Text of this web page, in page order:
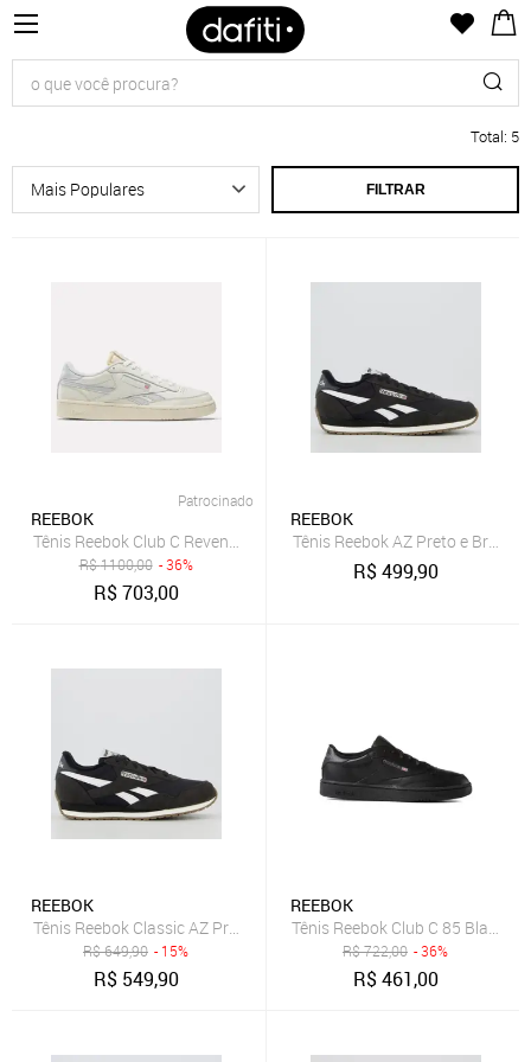
Total: 5
FILTRAR
Patrocinado
REEBOK
Tênis Reebok Club C Revenge Vintage Feminino Chalk/Grey1
R$1100,00 - 36%
R$703,00
REEBOK
Tênis Reebok AZ Preto e Branco
R$499,90
REEBOK
Tênis Reebok Classic AZ Preto
R$649,90 - 15%
R$ 549,90
REEBOK
Tênis Reebok Club C 85 Black/
R$722,00 - 36%
R$461,00